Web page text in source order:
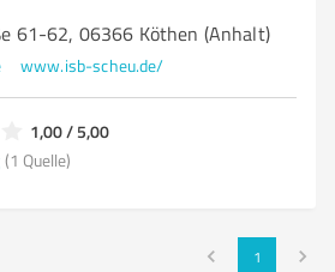
61-62, 06366 Köthen (Anhalt)
www.isb-scheu.de/
1,00 / 5,00
(1 Quelle)
1